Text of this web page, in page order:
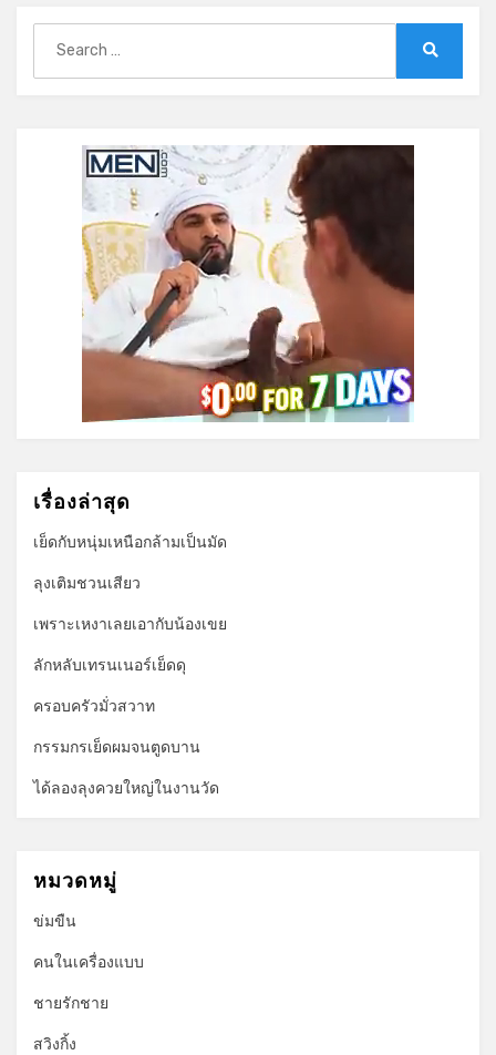
for:
เรื่องล่าสุด
เย็ดกับหนุ่มเหนือกล้ามเป็นมัด
ลุงเติมชวนเสียว
เพราะเหงาเลยเอากับน้องเขย
ลักหลับเทรนเนอร์เย็ดดุ
ครอบครัวมั่วสวาท
กรรมกรเย็ดผมจนตูดบาน
ได้ลองลุงควยใหญ่ในงานวัด
หมวดหมู่
ข่มขืน
คนในเครื่องแบบ
ชายรักชาย
สวิงกิ้ง